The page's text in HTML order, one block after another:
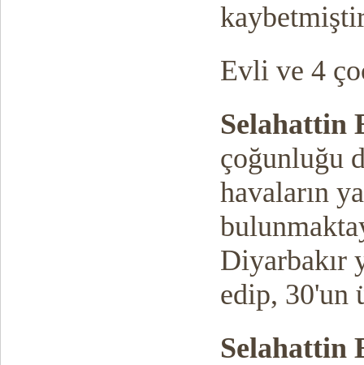
Evli ve 4
Selahattin
çoğunluğu
havaların
Diyarbakır
edip, 30'un
Selahattin